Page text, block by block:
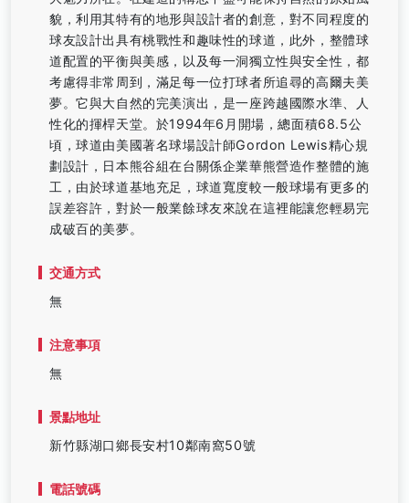
貌，利用其特有的地形與設計者的創意，對不同程度的
球友設計出具有桃戰性和趣味性的球道，此外，整體球
道配置的平衡與美感，以及每一洞獨立性與安全性，都
考慮得非常周到，滿足每一位打球者所追尋的高爾夫美
夢。它與大自然的完美演出，是一座跨越國際水準、人
性化的揮桿天堂。於1994年6月開場，總面積68.5公
頃，球道由美國著名球場設計師Gordon Lewis精心規
劃設計，日本熊谷組在台關係企業華熊營造作整體的施
工，由於球道基地充足，球道寬度較一般球場有更多的
誤差容許，對於一般業餘球友來說在這裡能讓您輕易完
成破百的美夢。
交通方式
無
注意事項
無
景點地址
新竹縣湖口鄉長安村10鄰南窩50號
電話號碼